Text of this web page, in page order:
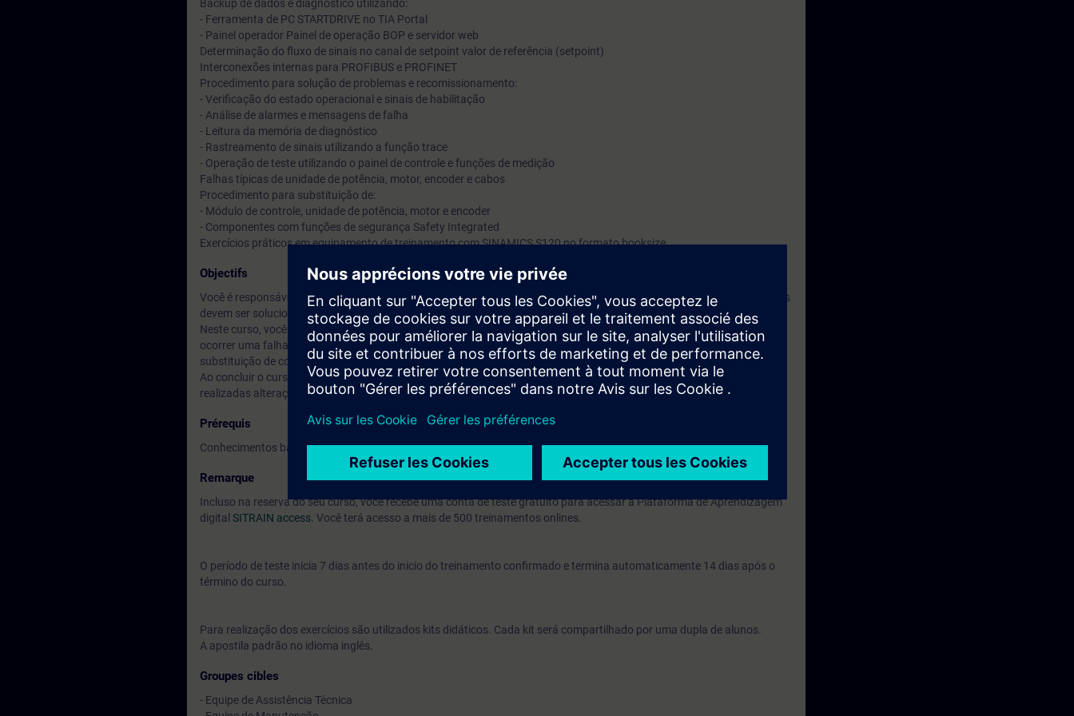
Backup de dados e diagnóstico utilizando:
- Ferramenta de PC STARTDRIVE no TIA Portal
- Painel operador Painel de operação BOP e servidor web
Determinação do fluxo de sinais no canal de setpoint valor de referência (setpoint)
Interconexões internas para PROFIBUS e PROFINET
Procedimento para solução de problemas e recomissionamento:
- Verificação do estado operacional e sinais de habilitação
- Análise de alarmes e mensagens de falha
- Leitura da memória de diagnóstico
- Rastreamento de sinais utilizando a função trace
- Operação de teste utilizando o painel de controle e funções de medição
Falhas típicas de unidade de potência, motor, encoder e cabos
Procedimento para substituição de:
- Módulo de controle, unidade de potência, motor e encoder
- Componentes com funções de segurança Safety Integrated
Exercícios práticos em equipamento de treinamento com SINAMICS S120 no formato booksize
Objectifs
Você é responsável pela operação confiável do sistema de acionamento SINAMICS S120. Quando ocorrem falhas, estas
devem ser solucionadas no menor tempo possível para retomar a operação.
Neste curso, você aprenderá a manusear corretamente e com segurança os acionamentos SINAMICS S120 quando
ocorrer uma falha. Com base em diversos cenários, você praticará medidas adequadas como backup de dados,
substituição de componentes e recomissionamento.
Ao concluir o curso, você será capaz de identificar a causa das falhas e solucioná-las mais rapidamente. Quando forem
realizadas alterações na planta ou sistema, você também estará apto a adaptar a parametrização.
Prérequis
Conhecimentos básicos de acionamentos em corrente alternada e Conhecimentos básicos em Informática
Remarque
Incluso na reserva do seu curso, você recebe uma conta de teste gratuito para acessar a Plataforma de Aprendizagem
digital SITRAIN access. Você terá acesso a mais de 500 treinamentos onlines.
O período de teste inicia 7 dias antes do inicio do treinamento confirmado e termina automaticamente 14 dias após o
término do curso.
Para realização dos exercícios são utilizados kits didáticos. Cada kit será compartilhado por uma dupla de alunos.
A apostila padrão no idioma inglês.
Groupes cibles
- Equipe de Assistência Técnica